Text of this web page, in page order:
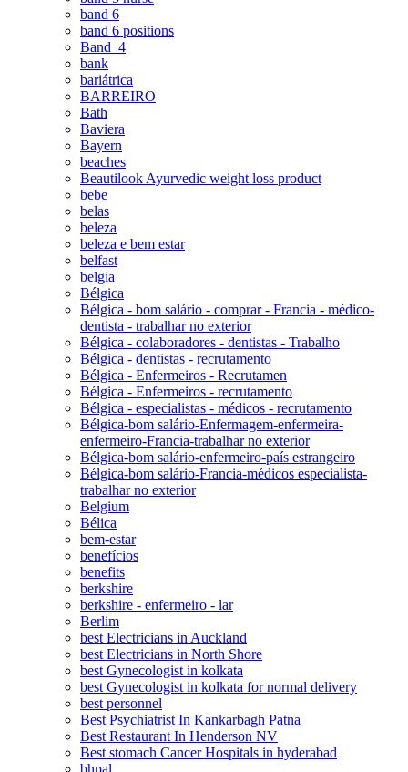
band 6
band 6 positions
Band_4
bank
bariátrica
BARREIRO
Bath
Baviera
Bayern
beaches
Beautilook Ayurvedic weight loss product
bebe
belas
beleza
beleza e bem estar
belfast
belgia
Bélgica
Bélgica - bom salário - comprar - Francia - médico-
dentista - trabalhar no exterior
Bélgica - colaboradores - dentistas - Trabalho
Bélgica - dentistas - recrutamento
Bélgica - Enfermeiros - Recrutamen
Bélgica - Enfermeiros - recrutamento
Bélgica - especialistas - médicos - recrutamento
Bélgica-bom salário-Enfermagem-enfermeira-
enfermeiro-Francia-trabalhar no exterior
Bélgica-bom salário-enfermeiro-país estrangeiro
Bélgica-bom salário-Francia-médicos especialista-
trabalhar no exterior
Belgium
Bélica
bem-estar
benefícios
benefits
berkshire
berkshire - enfermeiro - lar
Berlim
best Electricians in Auckland
best Electricians in North Shore
best Gynecologist in kolkata
best Gynecologist in kolkata for normal delivery
best personnel
Best Psychiatrist In Kankarbagh Patna
Best Restaurant In Henderson NV
Best stomach Cancer Hospitals in hyderabad
bhpal